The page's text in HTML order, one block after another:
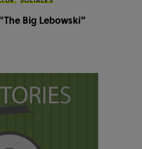
Big Lebowski”